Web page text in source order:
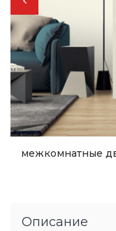
межкомнатные
Описание